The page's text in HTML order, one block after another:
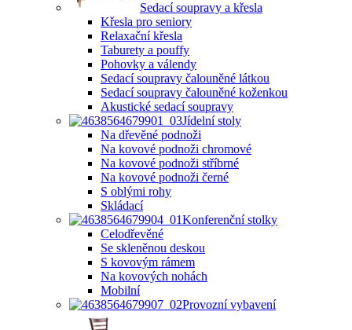
Sedací soupravy a křesla
Křesla pro seniory
Relaxační křesla
Taburety a pouffy
Pohovky a válendy
Sedací soupravy čalouněné látkou
Sedací soupravy čalouněné koženkou
Akustické sedací soupravy
Jídelní stoly
Na dřevěné podnoži
Na kovové podnoži chromové
Na kovové podnoži stříbrné
Na kovové podnoži černé
S oblými rohy
Skládací
Konferenční stolky
Celodřevěné
Se skleněnou deskou
S kovovým rámem
Na kovových nohách
Mobilní
Provozní vybavení